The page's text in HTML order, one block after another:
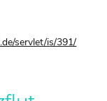
servlet/is/391/